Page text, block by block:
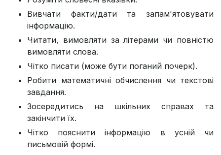
Вивчати факти/дати та запам'ятовувати
інформацію.
Читати, вимовляти за літерами чи повністю
вимовляти слова.
Чітко писати (може бути поганий почерк).
Робити математичні обчислення чи текстові
завдання.
Зосередитись на шкільних справах та
закінчити їх.
Чітко пояснити інформацію в усній чи
письмовій формі.